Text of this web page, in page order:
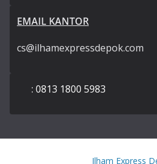
EMAIL KANTOR
cs@ilhamexpressdepok.com
: 0813 1800 5983
Ilham Express